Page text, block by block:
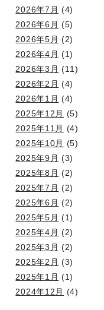
2026年7月 (4)
2026年6月 (5)
2026年5月 (2)
2026年4月 (1)
2026年3月 (11)
2026年2月 (4)
2026年1月 (4)
2025年12月 (5)
2025年11月 (4)
2025年10月 (5)
2025年9月 (3)
2025年8月 (2)
2025年7月 (2)
2025年6月 (2)
2025年5月 (1)
2025年4月 (2)
2025年3月 (2)
2025年2月 (3)
2025年1月 (1)
2024年12月 (4)